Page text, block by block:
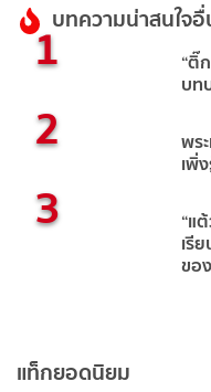
บทความน่าสนใจ
1 “ติ๊
บท
2 พร
เพิ่
3 “แ
เรี
ขอ
แท็กยอดนิยม